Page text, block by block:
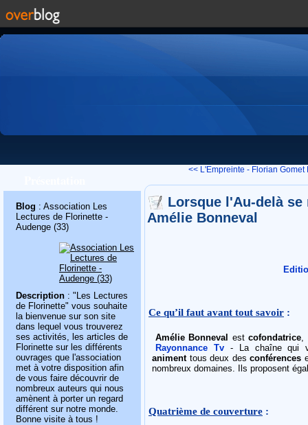
Blog : Association Les
Lectures de Florinette -
Audenge (33)
Description : "Les Lectures
de Florinette" vous souhaite
la bienvenue sur son site
dans lequel vous trouverez
ses activités, les articles de
Florinette sur les différents
ouvrages que l'association
met à votre disposition afin
de vous faire découvrir de
nombreux auteurs qui nous
amènent à porter un regard
différent sur notre monde.
Bonne visite à tous !
<< L'Empreinte - Florian Gomet
Lorsque l'Au-delà
Amélie Bonneval
Ce qu’il faut avant tout savoir :
Amélie Bonneval estcofondatrice,
Rayonnance Tv- La chaîne qui
animenttous deux desconférences
nombreux domaines. Ils proposent
Quatrième de couverture :